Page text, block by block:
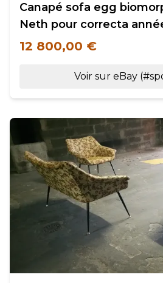
Canapé sofa egg
Neth pour correcta
12 800,00 €
Voir sur eBay